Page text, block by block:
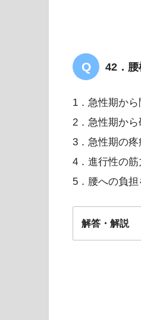
42．
1．急性期から
2．急性期か
3．急性期の
4．進行性の
5．腰への負
解答・解説